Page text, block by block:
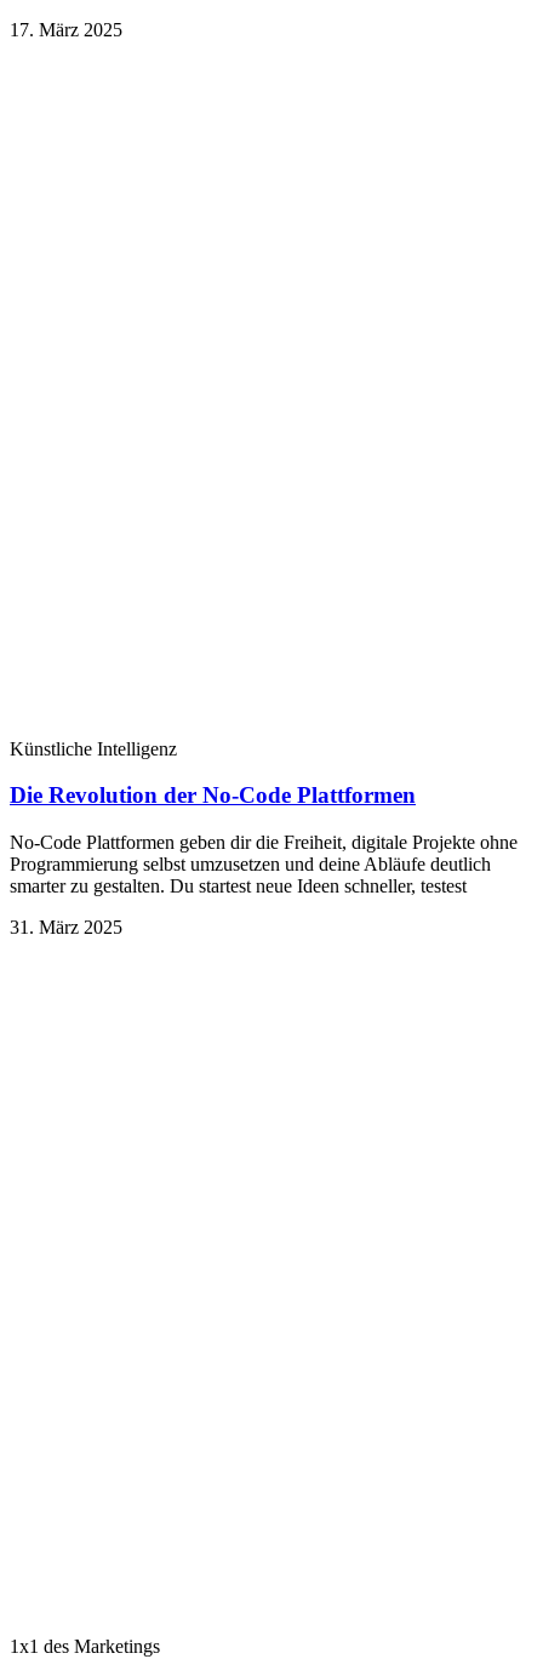
17. März 2025
Künstliche Intelligenz
Die Revolution der No-Code Plattformen
No-Code Plattformen geben dir die Freiheit, digitale Projekte ohne
Programmierung selbst umzusetzen und deine Abläufe deutlich
smarter zu gestalten. Du startest neue Ideen schneller, testest
31. März 2025
1x1 des Marketings